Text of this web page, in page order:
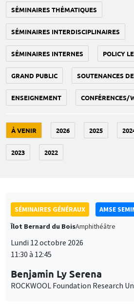
SÉMINAIRES THÉMATIQUES
SÉMINAIRES INTERDISCIPLINAIRES
SÉMINAIRES INTERNES POLICY
GRAND PUBLIC SOUTENANCES
ENSEIGNEMENT CONFÉRENCES/
À VENIR 2026 2025
2023 2022
SÉMINAIRES GÉNÉRAUX
AMSE
Îlot Bernard du BoisAmphithéâtre
Lundi 12 octobre 2026
11:30 à 12:45
Benjamin Ly Serena
ROCKWOOL Foundation Research